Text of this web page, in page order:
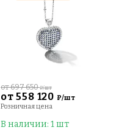
от 558 120 ₽/шт
от 697 650₽/шт
Розничная цена
В наличии: 1 шт